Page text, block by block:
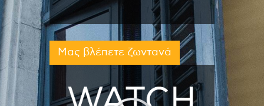
Μας βλέπετε ζωντανά